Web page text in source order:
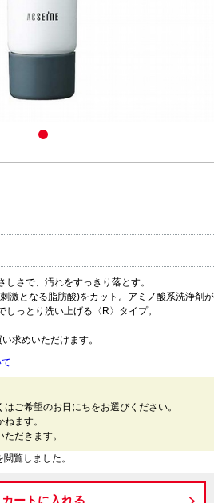
さで、汚れをすっきり落とす。
激となる脂肪酸)をカット。アミノ酸系洗浄剤が
っとり洗い上げる〈R〉タイプ。
求めいただけます。
ご希望のお日にちをお選びください。
ます。
だきます。
覧しました。